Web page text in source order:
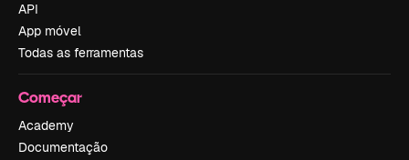
API
App móvel
Todas as ferramentas
Começar
Academy
Documentação